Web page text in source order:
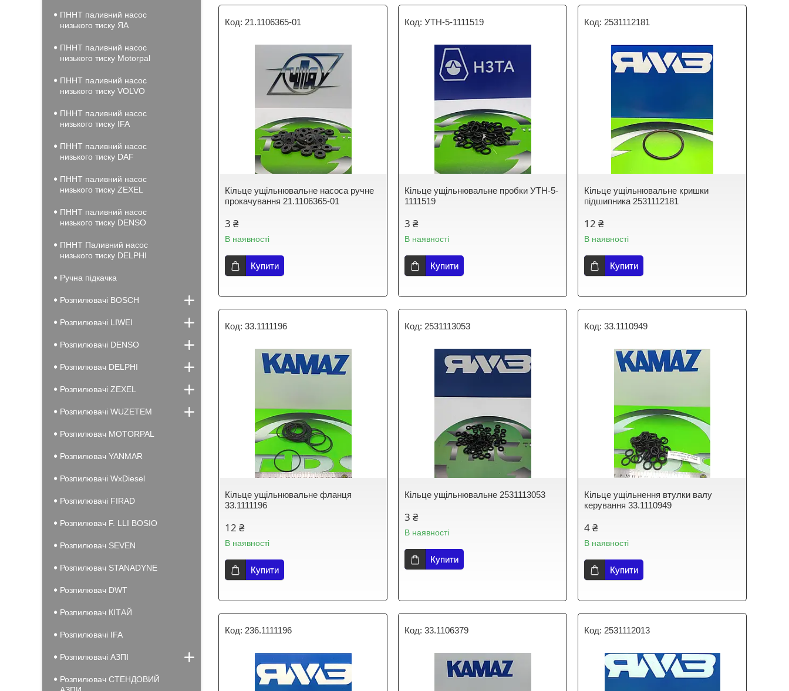
21.1106365-01
Кільце ущільнювальне насоса ручне
прокачування 21.1106365-01
3 ₴
В наявності
Купити
УТН-5-1111519
Кільце ущільнювальне пробки УТН-5-
1111519
3 ₴
В наявності
Купити
2531112181
Кільце ущільнювальне кришки
підшипника 2531112181
12 ₴
В наявності
Купити
33.1111196
Кільце ущільнювальне фланця
33.1111196
12 ₴
В наявності
Купити
2531113053
Кільце ущільнювальне 2531113053
3 ₴
В наявності
Купити
33.1110949
Кільце ущільнення втулки валу
керування 33.1110949
4 ₴
В наявності
Купити
236.1111196 33.1106379 2531112013
ПННТ паливний насос
низького тиску ЯА
ПННТ паливний насос
низького тиску Motorpal
ПННТ паливний насос
низького тиску VOLVO
ПННТ паливний насос
низького тиску IFA
ПННТ паливний насос
низького тиску DAF
ПННТ паливний насос
низького тиску ZEXEL
ПННТ паливний насос
низького тиску DENSO
ПННТ Паливний насос
низького тиску DELPHI
Ручна підкачка
Розпилювачі BOSCH
Розпилювачі LIWEI
Розпилювачі DENSO
Розпилювач DELPHI
Розпилювачі ZEXEL
Розпилювачі WUZETEM
Розпилювач MOTORPAL
Розпилювач YANMAR
Розпилювачі WxDiesel
Розпилювачі FIRAD
Розпилювач F. LLI BOSIO
Розпилювач SEVEN
Розпилювач STANADYNE
Розпилювач DWT
Розпилювач КІТАЙ
Розпилювачі IFA
Розпилювачі АЗПІ
Розпилювач СТЕНДОВИЙ